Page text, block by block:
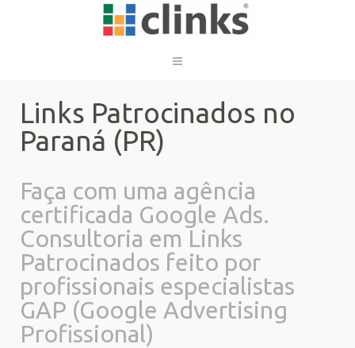
Links Patrocinados no
Paraná (PR)
Faça com uma agência
certificada Google Ads.
Consultoria em Links
Patrocinados feito por
profissionais especialistas
GAP (Google Advertising
Profissional)